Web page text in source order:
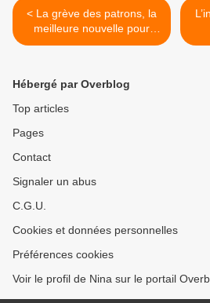
< La grève des patrons, la
meilleure nouvelle pour
tous les salariés
Hébergé par Overblog
Top articles
Pages
Contact
Signaler un abus
C.G.U.
Cookies et données personnelles
Préférences cookies
Voir le profil de Nina sur le portail